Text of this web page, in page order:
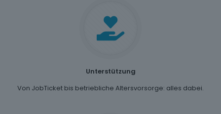
Unterstützung
Von JobTicket bis betriebliche Altersvorsorge: alles dabei.